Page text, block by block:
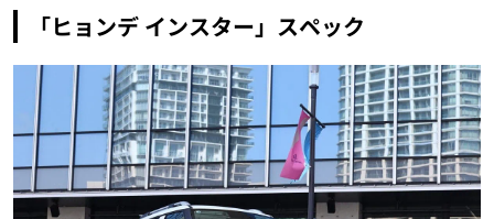
「ヒョンデ インスター」スペック